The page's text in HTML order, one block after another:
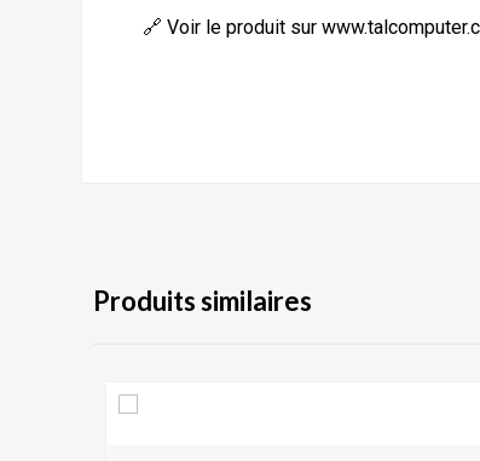
🔗Voir le produit sur
Produits similaires